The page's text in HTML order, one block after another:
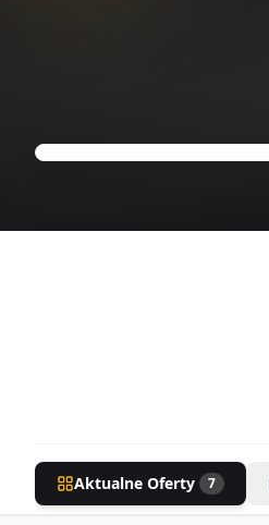
Aktualne Oferty 7